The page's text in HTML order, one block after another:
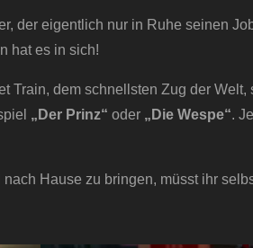
der eigentlich nur in Ruhe seinen
hat es in sich!
dem schnellsten Zug der Welt,
„Der Prinz“ oder „Die Wespe“.
Hause zu bringen, müsst ihr